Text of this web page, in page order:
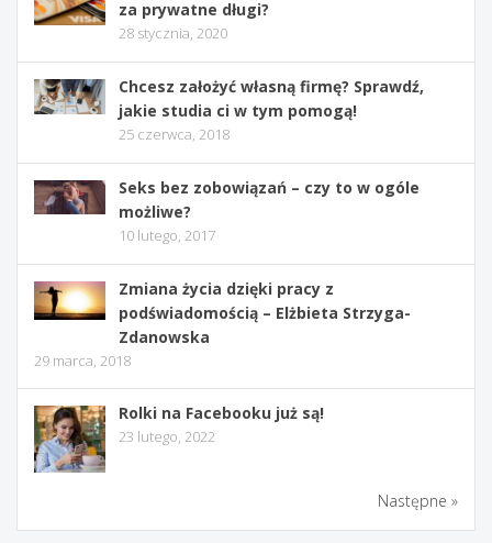
za prywatne długi?
28 stycznia, 2020
Chcesz założyć własną firmę? Sprawdź,
jakie studia ci w tym pomogą!
25 czerwca, 2018
Seks bez zobowiązań – czy to w ogóle
możliwe?
10 lutego, 2017
Zmiana życia dzięki pracy z
podświadomością – Elżbieta Strzyga-
Zdanowska
29 marca, 2018
Rolki na Facebooku już są!
23 lutego, 2022
Następne »